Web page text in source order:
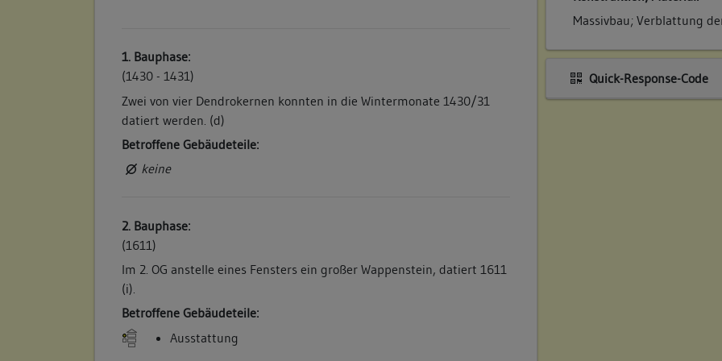
1. Bauphase:
(1430 - 1431)
Zwei von vier Dendrokernen konnten in die Wintermonate 1430/31
datiert werden. (d)
Betroffene Gebäudeteile:
keine
2. Bauphase:
(1611)
Im 2. OG anstelle eines Fensters ein großer Wappenstein, datiert 1611
(i).
Betroffene Gebäudeteile:
Ausstattung
Massivbau; Verblattung
Quick-Response-Code